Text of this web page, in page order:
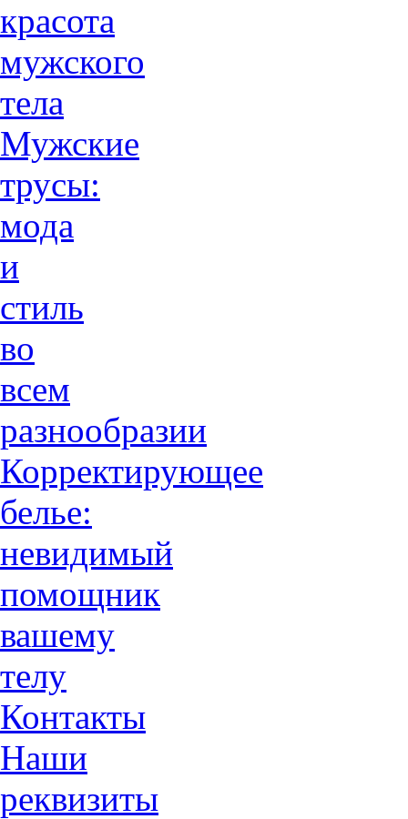
красота
мужского
тела
Мужские
трусы:
мода
и
стиль
во
всем
разнообразии
Корректирующее
белье:
невидимый
помощник
вашему
телу
Контакты
Наши
реквизиты